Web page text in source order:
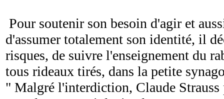
Pour soutenir son besoin d'agir et
d'assumer totalement son identité, il
risques, de suivre l'enseignement du
tous rideaux tirés, dans la petite
" Malgré l'interdiction, Claude Strauss